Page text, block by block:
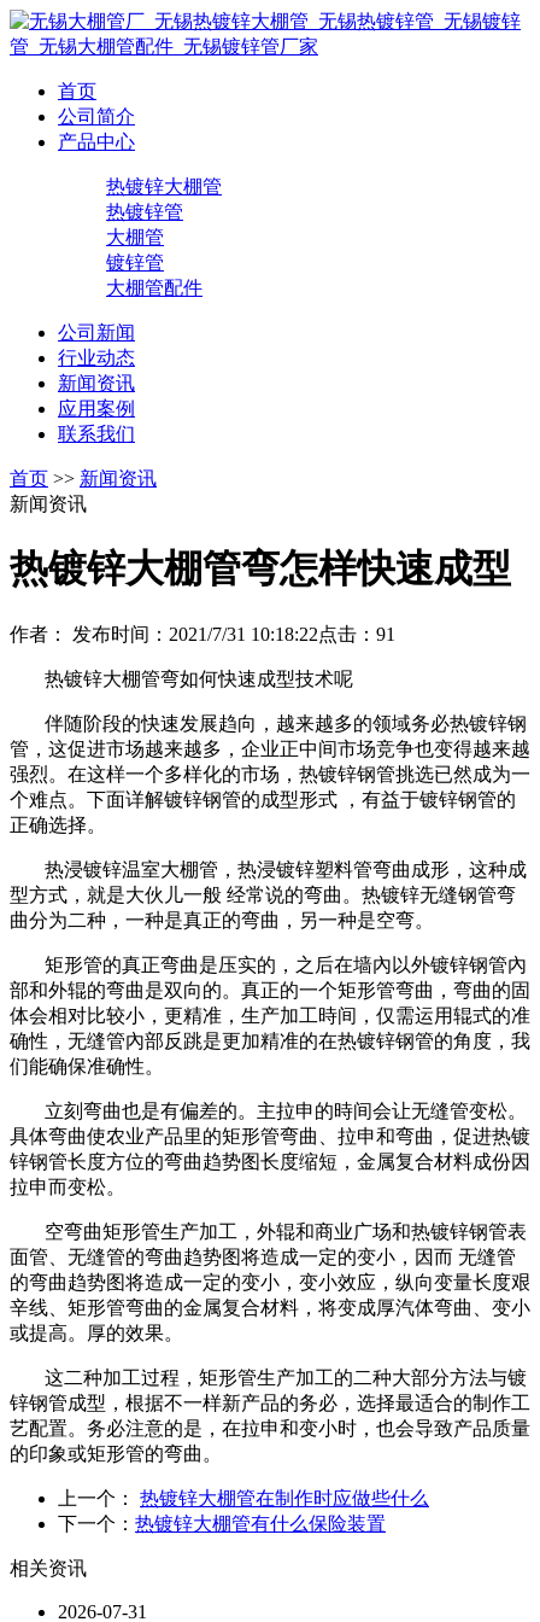
首页
公司简介
产品中心
热镀锌大棚管
热镀锌管
大棚管
镀锌管
大棚管配件
公司新闻
行业动态
新闻资讯
应用案例
联系我们
首页 >> 新闻资讯
新闻资讯
热镀锌大棚管弯怎样快速成型
作者： 发布时间：2021/7/31 10:18:22点击： 91
热镀锌大棚管弯如何快速成型技术呢
伴随阶段的快速发展趋向，越来越多的领域务必热镀锌钢
管，这促进市场越来越多，企业正中间市场竞争也变得越来越
强烈。在这样一个多样化的市场，热镀锌钢管挑选已然成为一
个难点。下面详解镀锌钢管的成型形式 ，有益于镀锌钢管的
正确选择。
热浸镀锌温室大棚管，热浸镀锌塑料管弯曲成形，这种成
型方式，就是大伙儿一般 经常说的弯曲。热镀锌无缝钢管弯
曲分为二种，一种是真正的弯曲，另一种是空弯。
矩形管的真正弯曲是压实的，之后在墙內以外镀锌钢管內
部和外辊的弯曲是双向的。真正的一个矩形管弯曲，弯曲的固
体会相对比较小，更精准，生产加工時间，仅需运用辊式的准
确性，无缝管內部反跳是更加精准的在热镀锌钢管的角度，我
们能确保准确性。
立刻弯曲也是有偏差的。主拉申的時间会让无缝管变松。
具体弯曲使农业产品里的矩形管弯曲、拉申和弯曲，促进热镀
锌钢管长度方位的弯曲趋势图长度缩短，金属复合材料成份因
拉申而变松。
空弯曲矩形管生产加工，外辊和商业广场和热镀锌钢管表
面管、无缝管的弯曲趋势图将造成一定的变小，因而 无缝管
的弯曲趋势图将造成一定的变小，变小效应，纵向变量长度艰
辛线、矩形管弯曲的金属复合材料，将变成厚汽体弯曲、变小
或提高。厚的效果。
这二种加工过程，矩形管生产加工的二种大部分方法与镀
锌钢管成型，根据不一样新产品的务必，选择最适合的制作工
艺配置。务必注意的是，在拉申和变小时，也会导致产品质量
的印象或矩形管的弯曲。
上一个： 热镀锌大棚管在制作时应做些什么
下一个： 热镀锌大棚管有什么保险装置
相关资讯
2026-07-31